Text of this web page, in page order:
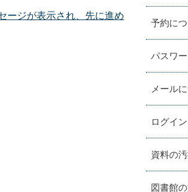
ージが表示され、先に進め
予約に
パスワ
メール
ログイ
資料の
図書館